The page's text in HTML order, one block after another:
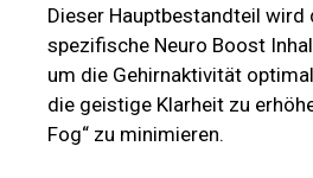
Dieser Hauptbestandteil wird
spezifische Neuro Boost
um die Gehirnaktivität
die geistige Klarheit zu
Fog“ zu minimieren.